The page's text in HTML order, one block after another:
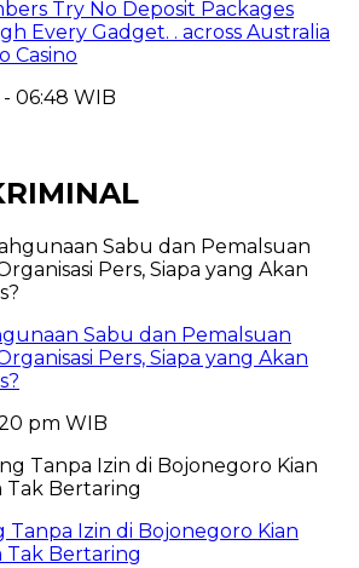
Try No Deposit Packages
Every Gadget. . across Australia
Casino
06:48 WIB
Sabu dan Pemalsuan
Pers, Siapa yang Akan
pm WIB
Tanpa Izin di Bojonegoro Kian
Bertaring